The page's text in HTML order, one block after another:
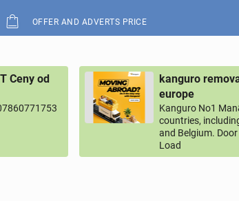
OFFER AND ADVERTS PRICE
Ceny od
kanguro
europe
Kanguro No1
countries,
and Belgium.
Load